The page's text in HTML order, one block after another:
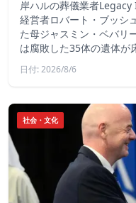
岸ハルの葬儀業者
経営者ロバート・ブッシ
た母ジャスミン・ベバリ
は腐敗した35体の遺体が
日付: 2026/8/6
社会・文化